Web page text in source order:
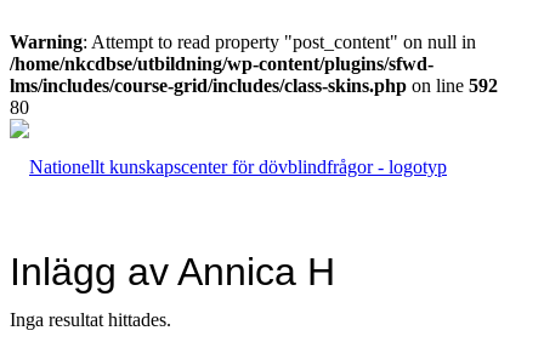
Warning: Attempt to read property "post_content" on null in
/home/nkcdbse/utbildning/wp-content/plugins/sfwd-
lms/includes/course-grid/includes/class-skins.php on line 592
Inlägg av Annica H
Inga resultat hittades.